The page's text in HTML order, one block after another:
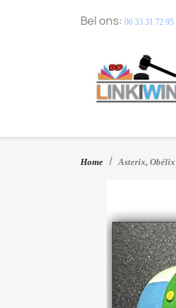
Bel ons: 06 33 31 72 95
Home Asterix,